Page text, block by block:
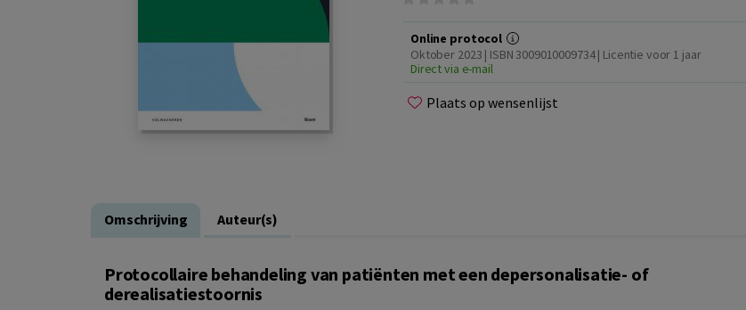
Online protocol
Oktober 2023 | ISBN 3009010009734 | Licentie voor 1 jaar
Direct via e-mail
Plaats op wensenlijst
Omschrijving Auteur(s)
Protocollaire behandeling van patiënten met een depersonalisatie- of
derealisatiestoornis